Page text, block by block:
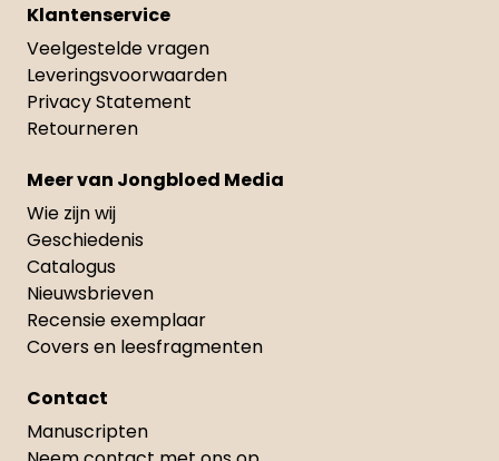
Klantenservice
Veelgestelde vragen
Leveringsvoorwaarden
Privacy Statement
Retourneren
Meer van Jongbloed Media
Wie zijn wij
Geschiedenis
Catalogus
Nieuwsbrieven
Recensie exemplaar
Covers en leesfragmenten
Contact
Manuscripten